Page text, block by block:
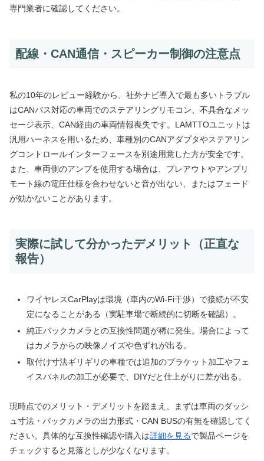
専門業者に確認してください。
配線・CAN通信・スピーカー制御の注意点
私の10年のレビュー経験から、社外ナビ導入で最も多いトラブル
はCANバス対応の車両でのステアリングリモコン、不具合なメッ
セージ表示、CAN経由の車両情報喪失です。LAMTTOユニットは
汎用ハーネスを用いるため、車種別のCANアダプタやステアリン
グコントロールインターフェースを別途用意した方が安全です。
また、車両側のアンプを使用する場合は、プレアウトやアンプリ
モート線の電圧仕様を合わせないと音が出ない、またはフェード
が効かないことがあります。
実際に試して分かったデメリット（正直な
報告）
ワイヤレスCarPlayは環境（車内のWi‑Fi干渉）で接続が不安
定になることがある（実駐車場で断続的に切断を確認）。
純正バックカメラとの互換性問題が稀に発生。場合によって
はカメラからの映像ノイズや色ずれが出る。
取付け寸法ギリギリの車種では追加のブラケット加工やフェ
イスパネルの加工が必要で、DIYだと仕上がりに差が出る。
現時点でのメリット・デメリットを踏まえ、まずは車両のダッシ
ュ寸法・バックカメラの出力形式・CAN BUSの有無を確認してく
ださい。具体的な互換性確認や購入は詳細を見るで製品ページを
チェックすると見落としが少なくなります。